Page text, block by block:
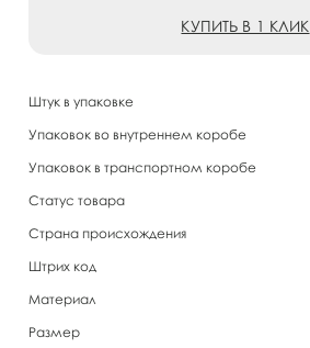
Штук в упаковке
Упаковок во внутреннем коробе
Упаковок в транспортном коробе
Статус товара
Страна происхождения
Штрих код
Материал
Размер
КУПИТЬ В 1 КЛИК